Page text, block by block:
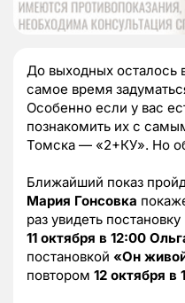
До выходных осталось
самое время
Особенно если у вас
познакомить их с
Томска — «2+КУ». Но
Ближайший показ
Мария Гонсовка
раз увидеть
11 октября в 12:00
постановкой «Он
повтором 12 октября в